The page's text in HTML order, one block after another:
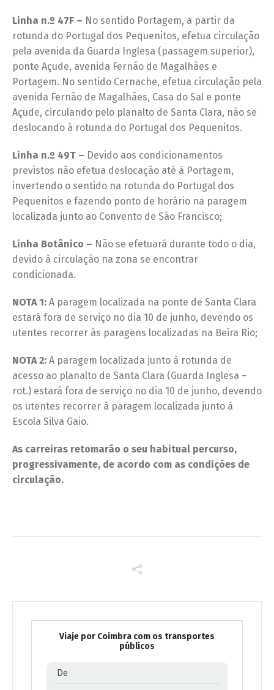
Linha n.º 47F – No sentido Portagem, a partir da
rotunda do Portugal dos Pequenitos, efetua circulação
pela avenida da Guarda Inglesa (passagem superior),
ponte Açude, avenida Fernão de Magalhães e
Portagem. No sentido Cernache, efetua circulação pela
avenida Fernão de Magalhães, Casa do Sal e ponte
Açude, circulando pelo planalto de Santa Clara, não se
deslocando à rotunda do Portugal dos Pequenitos.
Linha n.º 49T – Devido aos condicionamentos
previstos não efetua deslocação até à Portagem,
invertendo o sentido na rotunda do Portugal dos
Pequenitos e fazendo ponto de horário na paragem
localizada junto ao Convento de São Francisco;
Linha Botânico – Não se efetuará durante todo o dia,
devido à circulação na zona se encontrar
condicionada.
NOTA 1: A paragem localizada na ponte de Santa Clara
estará fora de serviço no dia 10 de junho, devendo os
utentes recorrer às paragens localizadas na Beira Rio;
NOTA 2: A paragem localizada junto à rotunda de
acesso ao planalto de Santa Clara (Guarda Inglesa –
rot.) estará fora de serviço no dia 10 de junho, devendo
os utentes recorrer à paragem localizada junto à
Escola Silva Gaio.
As carreiras retomarão o seu habitual percurso,
progressivamente, de acordo com as condições de
circulação.
Viaje por Coimbra com os transportes
públicos